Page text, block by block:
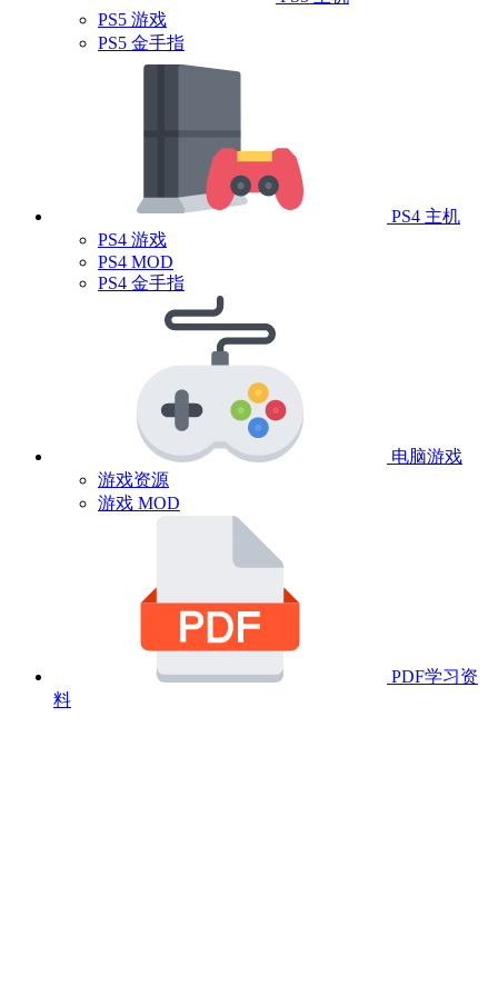
PS5 游戏
PS5 金手指
PS4 主机
PS4 游戏
PS4 MOD
PS4 金手指
电脑游戏
游戏资源
游戏 MOD
PDF学习资
料